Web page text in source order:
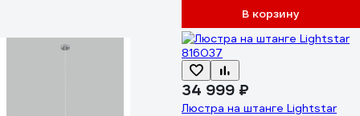
В корзину
34 999 ₽
Люстра на штанге Lightstar